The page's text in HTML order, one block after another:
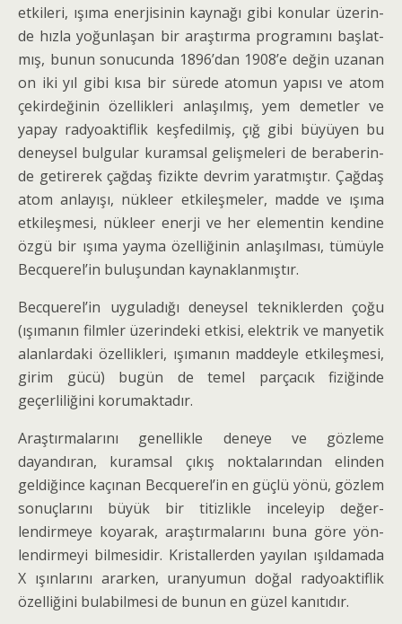
etkileri, ışıma enerjisinin kaynağı gibi konular üzerin­
de hızla yoğunlaşan bir araştırma programını başlat­
mış, bunun sonucunda 1896’dan 1908’e değin uzanan
on iki yıl gibi kısa bir sürede atomun yapısı ve atom
çekirdeğinin özellikleri anlaşılmış, yem demetler ve
yapay radyoaktiflik keşfedilmiş, çığ gibi büyüyen bu
deneysel bulgular kuramsal gelişmeleri de beraberin­
de getirerek çağdaş fizikte devrim yaratmıştır. Çağdaş
atom anlayışı, nükleer etkileşmeler, madde ve ışıma
etkileşmesi, nükleer enerji ve her elementin kendine
özgü bir ışıma yayma özelliğinin anlaşılması, tümüyle
Becquerel’in buluşundan kaynaklanmıştır.
Becquerel’in uyguladığı deneysel tekniklerden çoğu
(ışımanın filmler üzerindeki etkisi, elektrik ve manyetik
alanlardaki özellikleri, ışımanın maddeyle etkileşmesi,
girim gücü) bugün de temel parçacık fiziğinde
geçerliliğini korumaktadır.
Araştırmalarını genellikle deneye ve gözleme
dayandıran, kuramsal çıkış noktalarından elinden
geldiğince kaçınan Becquerel’in en güçlü yönü, göz­lem
sonuçlarını büyük bir titizlikle inceleyip değer­
lendirmeye koyarak, araştırmalarını buna göre yön­
lendirmeyi bilmesidir. Kristallerden yayılan ışıldama­da
X ışınlarını ararken, uranyumun doğal radyoaktif­lik
özelliğini bulabilmesi de bunun en güzel kanıtıdır.